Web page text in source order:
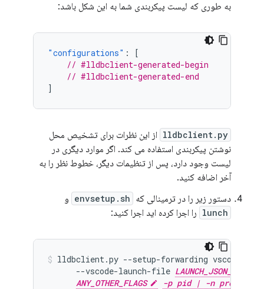
به طوری که لیست پیکربندی شما به این شکل باشد:
"configurations" :
[
// #lldbclient-generated-begin
// #lldbclient-generated-end
]
lldbclient.py از این نظرات برای تشخیص محل
نوشتن پیکربندی استفاده می کند. اگر موارد دیگری در
لیست وجود دارد، پس از تنظیمات دیگر، خطوط نظر را به
آخر اضافه کنید.
دستور زیر را در ترمینالی که envsetup.sh و
lunch را اجرا کرده اید اجرا کنید:
lldbclient.py --setup-forwarding vscode-
      --vscode-launch-file
LAUNCH_JSON_PATH
ANY_OTHER_FLAGS
-p pid | -n proc-